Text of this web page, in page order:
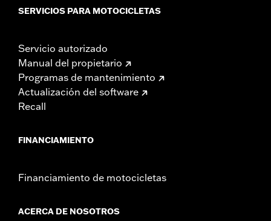
SERVICIOS PARA MOTOCICLETAS
Servicio autorizado
Manual del propietario
Programas de mantenimiento
Actualización del software
Recall
FINANCIAMIENTO
Financiamiento de motocicletas
ACERCA DE NOSOTROS